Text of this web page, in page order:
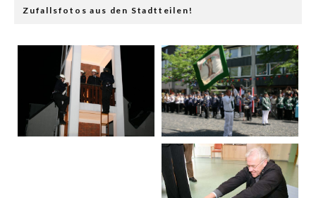
Zufallsfotos aus den Stadtteilen!